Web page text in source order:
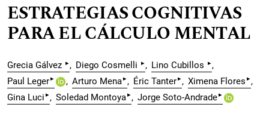
ESTRATEGIAS COGNITIVAS
PARA EL CÁLCULO MENTAL
Grecia Gálvez ▸ Diego Cosmelli ▸ Lino Cubillos ▸
Paul Leger▸ Arturo Mena▸ Éric Tanter▸ Ximena Flores ▸
Gina Luci ▸ Soledad Montoya▸ Jorge Soto-Andrade▸